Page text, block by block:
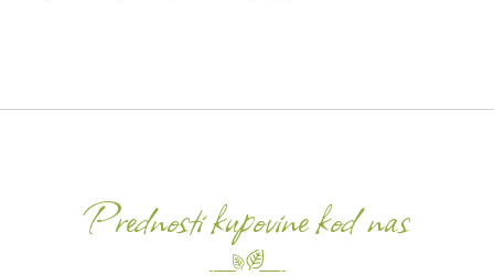
Prednosti kupovine kod nas